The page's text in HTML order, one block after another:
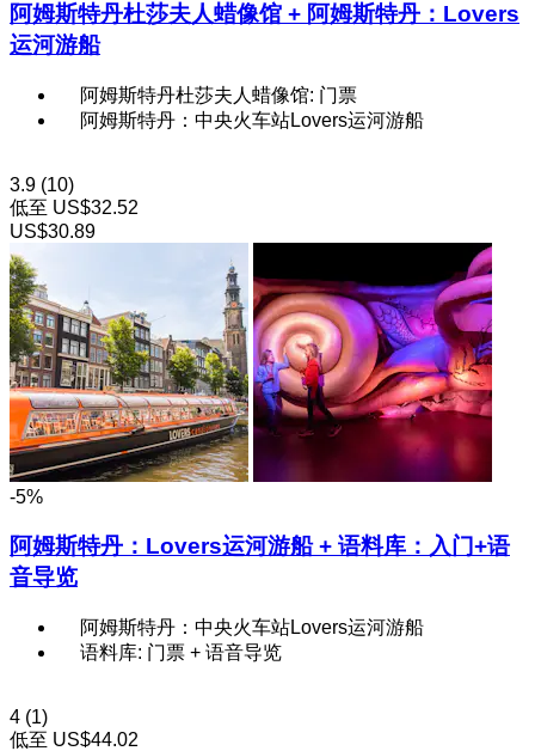
阿姆斯特丹杜莎夫人蜡像馆 + 阿姆斯特丹：Lovers
运河游船
阿姆斯特丹杜莎夫人蜡像馆: 门票
阿姆斯特丹：中央火车站Lovers运河游船
3.9 (10)
低至 US$32.52
US$30.89
-5%
阿姆斯特丹：Lovers运河游船 + 语料库：入门+语
音导览
阿姆斯特丹：中央火车站Lovers运河游船
语料库: 门票 + 语音导览
4 (1)
低至 US$44.02